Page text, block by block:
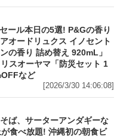
ール本日の5選! P&Gの香り
オードリュクス イノセント
の香り 詰め替え 920mL」
スオーヤマ「防災セット 1
など
[2026/3/30 14:06:08]
ば、サーターアンダギーな
食べ放題! 沖縄初の朝食ビ